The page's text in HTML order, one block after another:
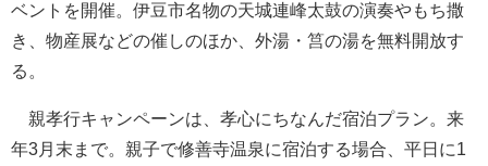
ベントを開催。伊豆市名物の天城連峰太鼓の演奏やもち撒
き、物産展などの催しのほか、外湯・筥の湯を無料開放す
る。
親孝行キャンペーンは、孝心にちなんだ宿泊プラン。来
年3月末まで。親子で修善寺温泉に宿泊する場合、平日に1